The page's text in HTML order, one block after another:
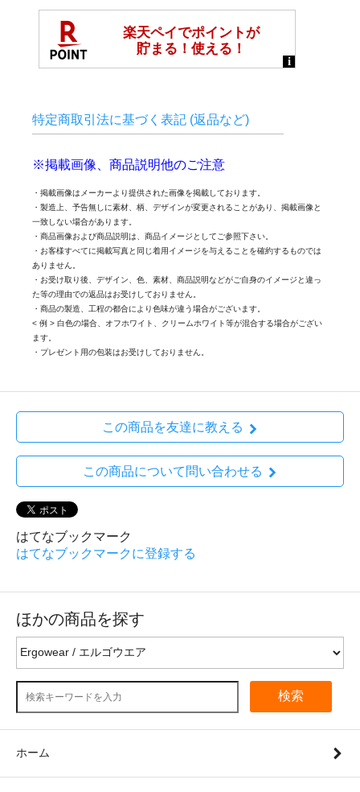
特定商取引法に基づく表記 (返品など)
※掲載画像、商品説明他のご注意
・掲載画像はメーカーより提供された画像を掲載しております。
・製造上、予告無しに素材、柄、デザインが変更されることがあり、掲載画像と
一致しない場合があります。
・商品画像および商品説明は、商品イメージとしてご参照下さい。
・お客様すべてに掲載写真と同じ着用イメージを与えることを確約するものでは
ありません。
・お受け取り後、デザイン、色、素材、商品説明などがご自身のイメージと違っ
た等の理由での返品はお受けしておりません。
・商品の製造、工程の都合により色味が違う場合がございます。
< 例 > 白色の場合、オフホワイト、クリームホワイト等が混合する場合がござい
ます。
・プレゼント用の包装はお受けしておりません。
この商品を友達に教える
この商品について問い合わせる
はてなブックマーク
はてなブックマークに登録する
ほかの商品を探す
検索
ホーム